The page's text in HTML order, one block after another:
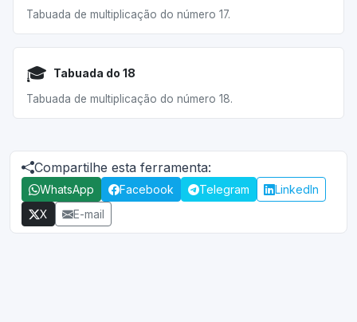
Tabuada de multiplicação do número 17.
🎓 Tabuada do 18
Tabuada de multiplicação do número 18.
Compartilhe esta ferramenta:
WhatsApp Facebook Telegram
LinkedIn
X
E-mail